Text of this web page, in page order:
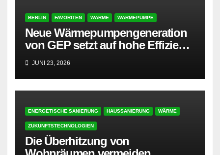
BERLIN FAVORITEN WÄRME WÄRMEPUMPE
Neue Wärmepumpengeneration
von GEP setzt auf hohe Effizienz
und besonders leisen Betrieb
JUNI 23, 2026
ENERGETISCHE SANIERUNG HAUSSANIERUNG WÄRME
ZUKUNFTSTECHNOLOGIEN
Die Überhitzung von